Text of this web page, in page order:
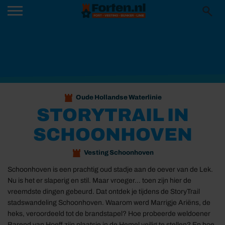
Oude Hollandse Waterlinie
STORYTRAIL IN
SCHOONHOVEN
Vesting Schoonhoven
Schoonhoven is een prachtig oud stadje aan de oever van de Lek.
Nu is het er slaperig en stil. Maar vroeger… toen zijn hier de
vreemdste dingen gebeurd. Dat ontdek je tijdens de StoryTrail
stadswandeling Schoonhoven. Waarom werd Marrigje Ariëns, de
heks, veroordeeld tot de brandstapel? Hoe probeerde weldoener